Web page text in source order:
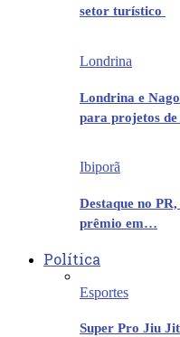
setor turístico
Londrina
Londrina e
para projetos
Ibiporã
Destaque no
prêmio em…
Política
Esportes
Super Pro Jiu